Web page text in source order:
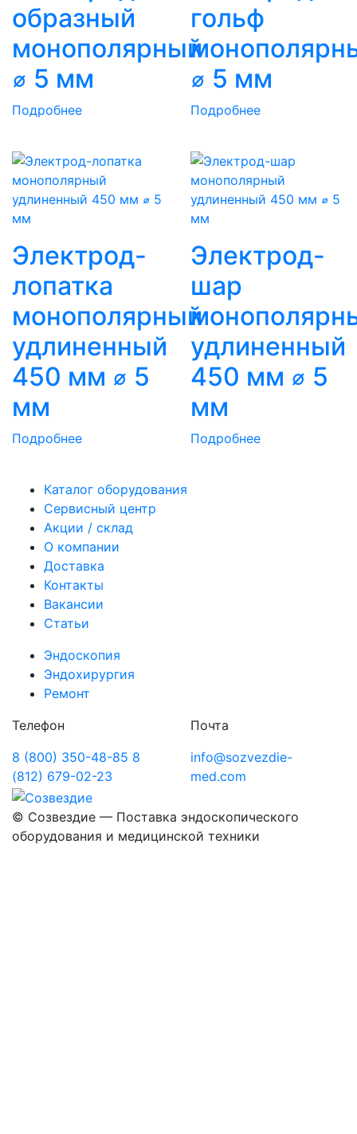
образный
монополярный
⌀ 5 мм
Подробнее
гольф
⌀ 5 мм
Подробнее
Электрод-
лопатка
монополярный
удлиненный
450 мм ⌀ 5
мм
Подробнее
Электрод-
шар
удлиненный
450 мм ⌀ 5
мм
Подробнее
Каталог оборудования
Сервисный центр
Акции / склад
О компании
Доставка
Контакты
Вакансии
Статьи
Эндоскопия
Эндохирургия
Ремонт
Телефон
8 (800) 350-48-85 8
(812) 679-02-23
Почта
info@sozvezdie-
med.com
© Созвездие — Поставка эндоскопического
оборудования и медицинской техники